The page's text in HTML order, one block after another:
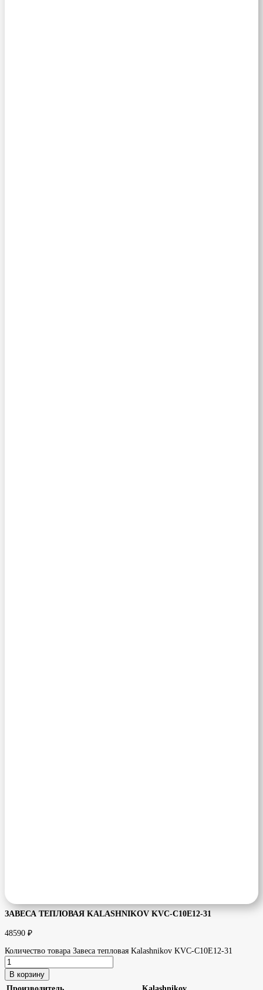
ЗАВЕСА ТЕПЛОВАЯ KALASHNIKOV KVC-C10E12-31
48590 ₽
Количество товара Завеса тепловая Kalashnikov KVC-C10E12-31
В корзину